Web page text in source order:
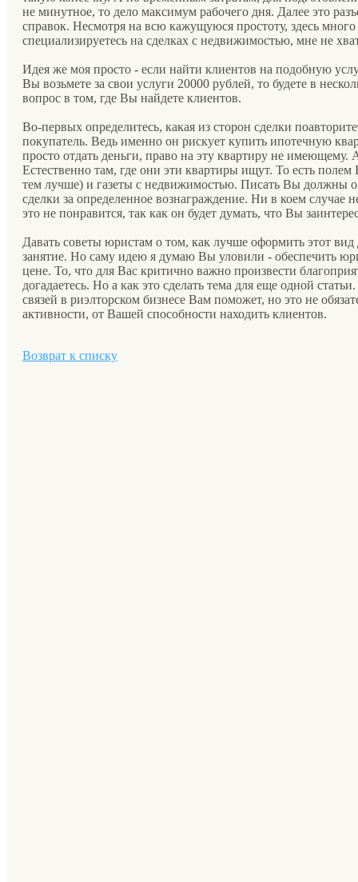
не минутное, то дело максимум рабочего дня. Далее это
справок. Несмотря на всю кажущуюся простоту, здесь
специализируетесь на сделках с недвижимостью, мне не
Идея же моя просто - если найти клиентов на подобную
Вы возьмете за свои услуги 20000 рублей, то будете в
вопрос в том, где Вы найдете клиентов.
Во-первых определитесь, какая из сторон сделки
покупатель. Ведь именно он рискует купить ипотечную
просто отдать деньги, право на эту квартиру не имеющему.
Естественно там, где они эти квартиры ищут. То есть
тем лучше) и газеты с недвижимостью. Писать Вы должны о
сделки за определенное вознаграждение. Ни в коем
это не понравится, так как он будет думать, что Вы
Давать советы юристам о том, как лучше оформить этот вид
занятие. Но саму идею я думаю Вы уловили - обеспечить
цене. То, что для Вас критично важно произвести
догадаетесь. Но а как это сделать тема для еще одной
связей в риэлторском бизнесе Вам поможет, но это не
активности, от Вашей способности находить клиентов.
Возврат к списку